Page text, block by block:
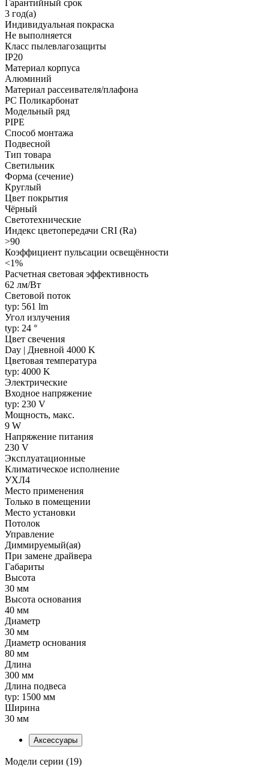
Гарантийный срок
3 год(а)
Индивидуальная покраска
Не выполняется
Класс пылевлагозащиты
IP20
Материал корпуса
Алюминий
Материал рассеивателя/плафона
PC Поликарбонат
Модельный ряд
PIPE
Способ монтажа
Подвесной
Тип товара
Светильник
Форма (сечение)
Круглый
Цвет покрытия
Чёрный
Светотехнические
Индекс цветопередачи CRI (Ra)
>90
Коэффициент пульсации освещённости
<1%
Расчетная световая эффективность
62 лм/Вт
Световой поток
typ: 561 lm
Угол излучения
typ: 24 °
Цвет свечения
Day | Дневной 4000 K
Цветовая температура
typ: 4000 K
Электрические
Входное напряжение
typ: 230 V
Мощность, макс.
9 W
Напряжение питания
230 V
Эксплуатационные
Климатическое исполнение
УХЛ4
Место применения
Только в помещении
Место установки
Потолок
Управление
Диммируемый(ая)
При замене драйвера
Габариты
Высота
30 мм
Высота основания
40 мм
Диаметр
30 мм
Диаметр основания
80 мм
Длина
300 мм
Длина подвеса
typ: 1500 мм
Ширина
30 мм
Аксессуары
Модели серии (19)